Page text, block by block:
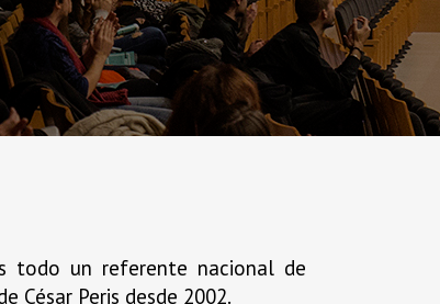
todo un referente nacional de
César Peris desde 2002.